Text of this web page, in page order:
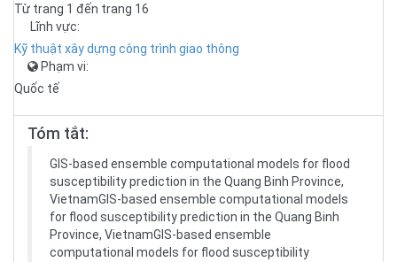
Từ trang 1 đến trang 16
Lĩnh vực:
Kỹ thuật xây dựng công trình giao thông
Phạm vi:
Quốc tế
Tóm tắt:
GIS-based ensemble computational models for flood
susceptibility prediction in the Quang Binh Province,
VietnamGIS-based ensemble computational models
for flood susceptibility prediction in the Quang Binh
Province, VietnamGIS-based ensemble
computational models for flood susceptibility